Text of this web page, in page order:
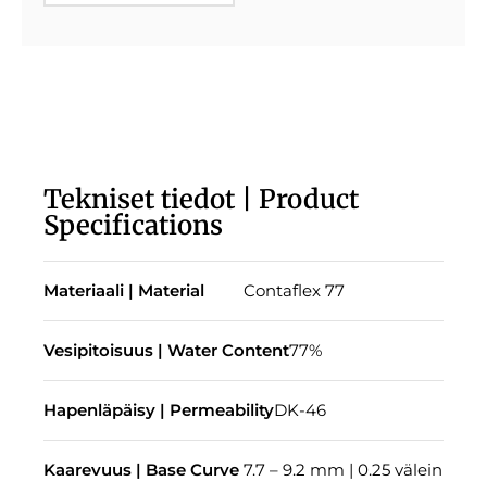
Tekniset tiedot | Product
Specifications
Materiaali | Material Contaflex 77
Vesipitoisuus | Water Content77%
Hapenläpäisy | PermeabilityDK-46
Kaarevuus | Base Curve 7.7 – 9.2 mm | 0.25 välein